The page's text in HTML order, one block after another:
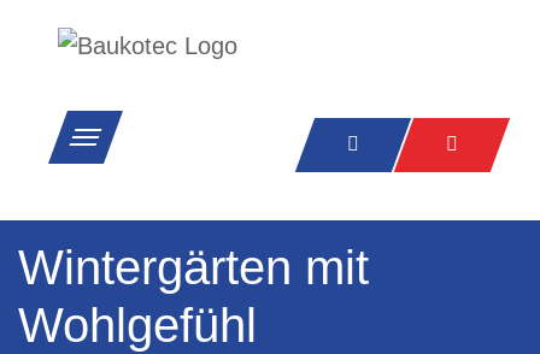
Wintergärten mit
Wohlgefühl